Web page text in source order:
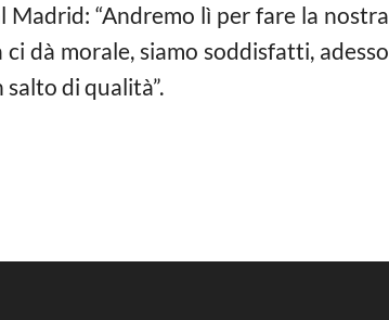
“Andremo lì per fare la nostra
dà morale, siamo soddisfatti, adesso
di qualità”.